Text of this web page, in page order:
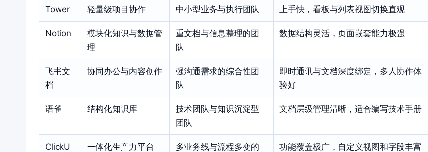
Tower 轻量级项目协作 中小型业务与执行团队 上手快，看板与列表视图切换直观
Notion
模块化知识与数据管
理
重文档与信息整理的团
队
数据结构灵活，页面嵌套能力极强
飞书文
档
协同办公与内容创作
强沟通需求的综合性团
队
即时通讯与文档深度绑定，多人协作体
验好
语雀 结构化知识库
技术团队与知识沉淀型
团队
文档层级管理清晰，适合编写技术手册
ClickU
一体化生产力平台
多业务线与流程多变的
功能覆盖极广，自定义视图和字段丰富